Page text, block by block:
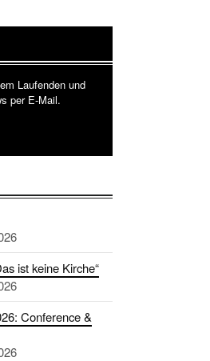
Laufenden und
per E-Mail.
ist keine Kirche“
Conference &